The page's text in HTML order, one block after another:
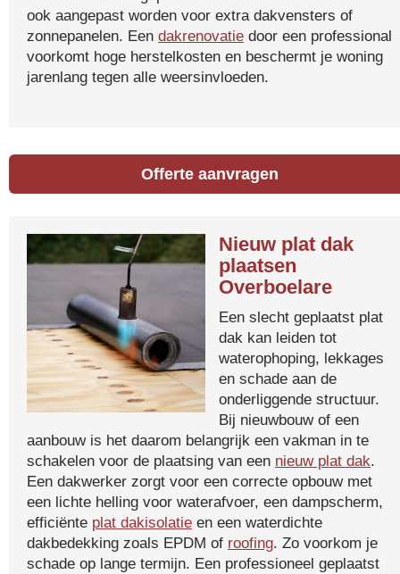
ook aangepast worden voor extra dakvensters of
zonnepanelen. Een dakrenovatie door een professional
voorkomt hoge herstelkosten en beschermt je woning
jarenlang tegen alle weersinvloeden.
Offerte aanvragen
Nieuw plat dak
plaatsen
Overboelare
Een slecht geplaatst plat
dak kan leiden tot
waterophoping, lekkages
en schade aan de
onderliggende structuur.
Bij nieuwbouw of een
aanbouw is het daarom belangrijk een vakman in te
schakelen voor de plaatsing van een nieuw plat dak.
Een dakwerker zorgt voor een correcte opbouw met
een lichte helling voor waterafvoer, een dampscherm,
efficiënte plat dakisolatie en een waterdichte
dakbedekking zoals EPDM of roofing. Zo voorkom je
schade op lange termijn. Een professioneel geplaatst